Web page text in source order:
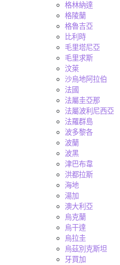
格林納達
格陵蘭
格魯吉亞
比利時
毛里塔尼亞
毛里求斯
汶萊
沙烏地阿拉伯
法國
法屬圭亞那
法屬波利尼西亞
法羅群島
波多黎各
波蘭
波黑
津巴布韋
洪都拉斯
海地
湯加
澳大利亞
烏克蘭
烏干達
烏拉圭
烏茲別克斯坦
牙買加